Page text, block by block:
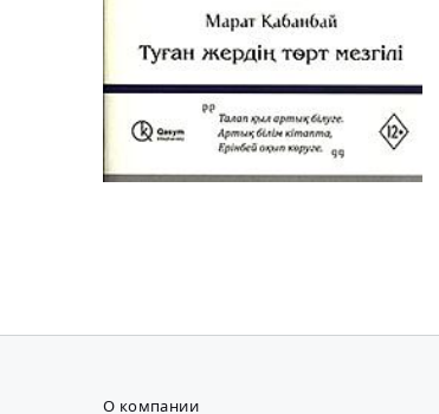
О компании